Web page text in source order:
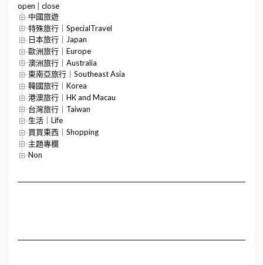
open
close
中國旅遊
特殊旅行｜SpecialTravel
日本旅行｜Japan
歐洲旅行｜Europe
澳洲旅行｜Australia
東南亞旅行｜Southeast Asia
韓國旅行｜Korea
港澳旅行｜HK and Macau
台灣旅行｜Taiwan
生活｜Life
買買東西｜Shopping
主題專欄
Non